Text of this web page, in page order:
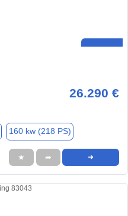
26.290 €
160 kw (218 PS)
★ ➦ ➜